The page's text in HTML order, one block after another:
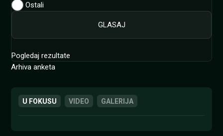
Ostali
Pogledaj rezultate
Arhiva anketa
U FOKUSU VIDEO GALERIJA